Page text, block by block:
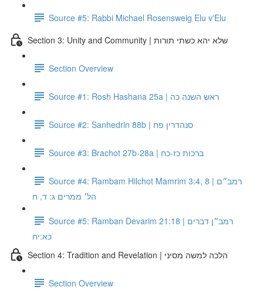
Source #5: Rabbi Michael Rosensweig Elu v'Elu
Section 3: Unity and Community | שלא יהא כשתי תורות
Section Overview
Source #1: Rosh Hashana 25a | ראש השנה כה
Source #2: Sanhedrin 88b | סנהדרין פח
Source #3: Brachot 27b-28a | ברכות כז-כח
Source #4: Rambam Hilchot Mamrim 3:4, 8 | רמב״ם
הל׳ ממרים ג: ד, ח
Source #5: Ramban Devarim 21:18 | רמב״ן דברים
כא:יח
Section 4: Tradition and Revelation | הלכה למשה מסיני
Section Overview